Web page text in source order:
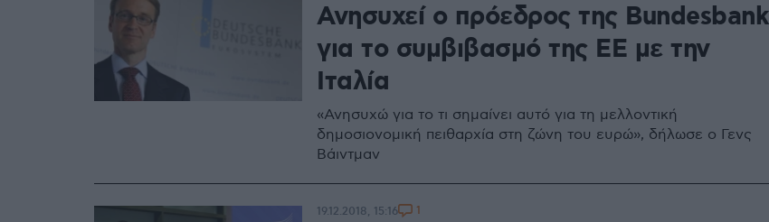
Ανησυχεί ο πρόεδρος της Bundesbank
για το συμβιβασμό της ΕΕ με την
Ιταλία
«Ανησυχώ για το τι σημαίνει αυτό για τη μελλοντική
δημοσιονομική πειθαρχία στη ζώνη του ευρώ», δήλωσε ο Γενς
Βάιντμαν
19.12.2018, 15:16 1